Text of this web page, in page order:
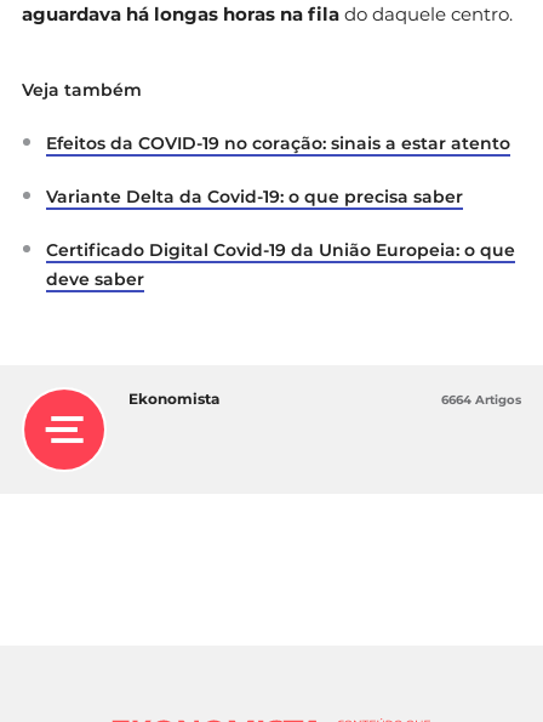
aguardava há longas horas na fila do daquele centro.
Veja também
Efeitos da COVID-19 no coração: sinais a estar atento
Variante Delta da Covid-19: o que precisa saber
Certificado Digital Covid-19 da União Europeia: o que
deve saber
Ekonomista 6664 Artigos